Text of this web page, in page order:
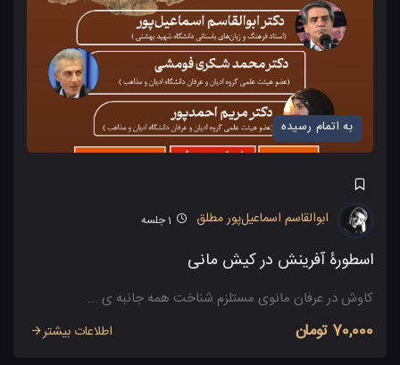
به اتمام رسیده
ابوالقاسم اسماعیل‌پور مطلق 1جلسه
اسطورۀ آفرینش در کیش مانی
کاوش در عرفان مانوی مستلزم شناخت همه جانبه ی ...
70,000 تومان اطلاعات بیشتر